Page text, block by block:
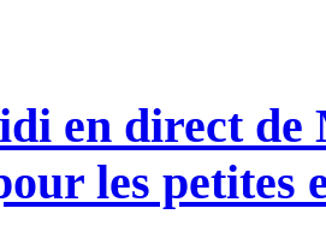
en direct de
les petites